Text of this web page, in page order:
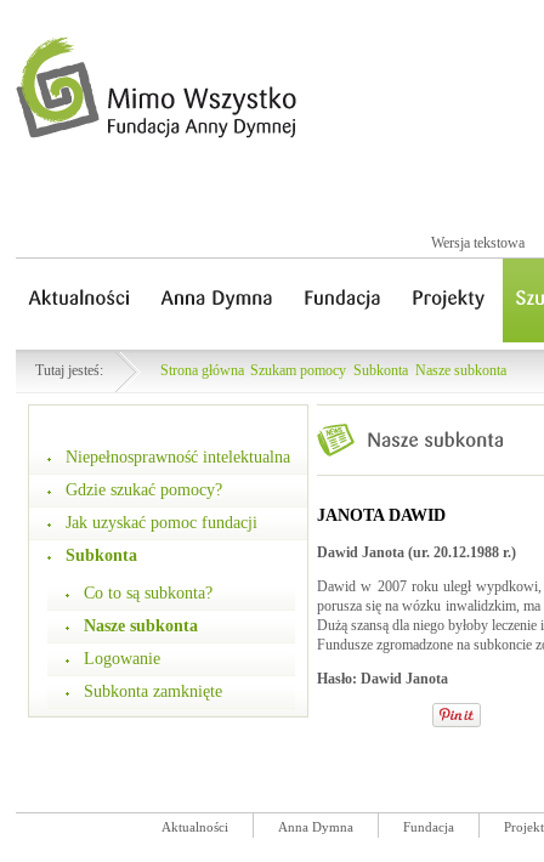
Wersja tekstowa
Tutaj jesteś: Strona główna Szukam pomocy Subkonta Nasze subkonta
Niepełnosprawność intelektualna
Gdzie szukać pomocy?
Jak uzyskać pomoc fundacji
Subkonta
Co to są subkonta?
Nasze subkonta
Logowanie
Subkonta zamknięte
JANOTA DAWID
Dawid Janota (ur. 20.12.1988 r.)
Dawid w 2007 roku uległ wypdkowi,
porusza się na wózku inwalidzkim,
Dużą szansą dla niego byłoby
Fundusze zgromadzone na subkoncie
Hasło: Dawid Janota
Aktualności Anna Dymna Fundacja